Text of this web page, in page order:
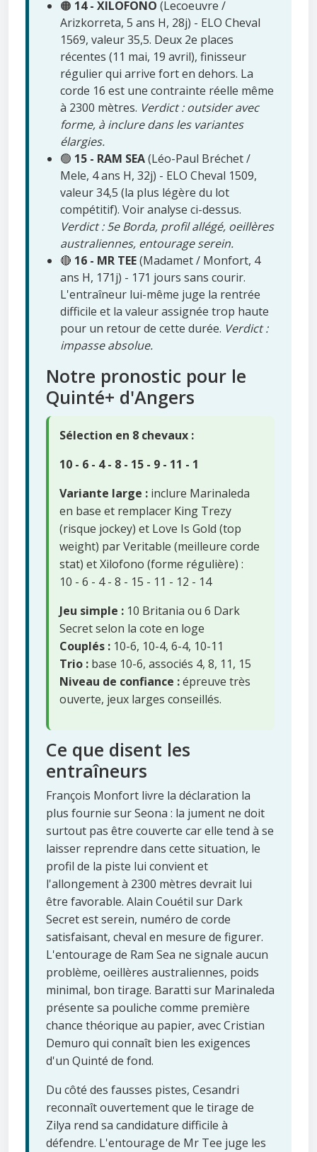
🟠 14 - XILOFONO (Lecoeuvre /
Arizkorreta, 5 ans H, 28j) - ELO Cheval
1569, valeur 35,5. Deux 2e places
récentes (11 mai, 19 avril), finisseur
régulier qui arrive fort en dehors. La
corde 16 est une contrainte réelle même
à 2300 mètres. Verdict : outsider avec
forme, à inclure dans les variantes
élargies.
🟢 15 - RAM SEA(Léo-Paul Bréchet /
Mele, 4 ans H, 32j) - ELO Cheval 1509,
valeur 34,5 (la plus légère du lot
compétitif). Voir analyse ci-dessus.
Verdict : 5e Borda, profil allégé, oeillères
australiennes, entourage serein.
🔴 16 - MR TEE(Madamet / Monfort, 4
ans H, 171j) - 171 jours sans courir.
L'entraîneur lui-même juge la rentrée
difficile et la valeur assignée trop haute
pour un retour de cette durée. Verdict :
impasse absolue.
Notre pronostic pour le
Quinté+ d'Angers
Sélection en 8 chevaux :
10 - 6 - 4 - 8 - 15 - 9 - 11 - 1
Variante large : inclure Marinaleda
en base et remplacer King Trezy
(risque jockey) et Love Is Gold (top
weight) par Veritable (meilleure corde
stat) et Xilofono (forme régulière) :
10 - 6 - 4 - 8 - 15 - 11 - 12 - 14
Jeu simple : 10 Britania ou 6 Dark
Secret selon la cote en loge
Couplés : 10-6, 10-4, 6-4, 10-11
Trio : base 10-6, associés 4, 8, 11, 15
Niveau de confiance :épreuve très
ouverte, jeux larges conseillés.
Ce que disent les
entraîneurs
François Monfort livre la déclaration la
plus fournie sur Seona : la jument ne doit
surtout pas être couverte car elle tend à se
laisser reprendre dans cette situation, le
profil de la piste lui convient et
l'allongement à 2300 mètres devrait lui
être favorable. Alain Couétil sur Dark
Secret est serein, numéro de corde
satisfaisant, cheval en mesure de figurer.
L'entourage de Ram Sea ne signale aucun
problème, oeillères australiennes, poids
minimal, bon tirage. Baratti sur Marinaleda
présente sa pouliche comme première
chance théorique au papier, avec Cristian
Demuro qui connaît bien les exigences
d'un Quinté de fond.
Du côté des fausses pistes, Cesandri
reconnaît ouvertement que le tirage de
Zilya rend sa candidature difficile à
défendre. L'entourage de Mr Tee juge les